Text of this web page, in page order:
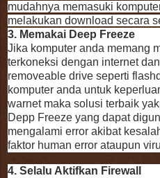
mudahnya memasuki
melakukan download secara
3. Memakai Deep Freeze
Jika komputer anda memang
terkoneksi dengan internet
removeable drive seperti
komputer anda untuk
warnet maka solusi terbaik
Depp Freeze yang dapat
mengalami error akibat
faktor human error ataupun
4. Selalu Aktifkan Firewall